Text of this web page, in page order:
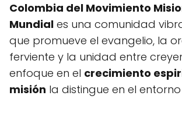
Colombia del Movimiento
Mundial es una comunidad
que promueve el evangelio, la
ferviente y la unidad entre
enfoque en el crecimiento
misión la distingue en el